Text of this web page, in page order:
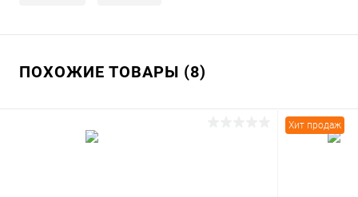
ПОХОЖИЕ ТОВАРЫ (8)
Хит продаж